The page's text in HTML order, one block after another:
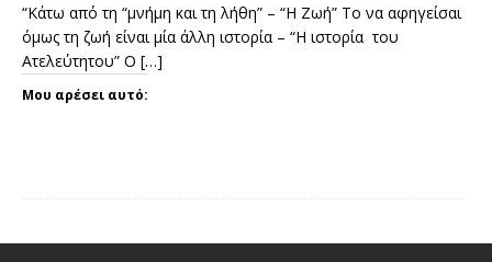
“Κάτω από τη “μνήμη και τη λήθη” – “Η Ζωή” Το να αφηγείσαι
όμως τη ζωή είναι μία άλλη ιστορία – “Η ιστορία του
Ατελεύτητου” Ο […]
Μου αρέσει αυτό: